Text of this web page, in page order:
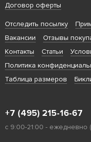
Договор оферты
Отследить посылку
Вакансии
Отзывы
Контакты
Статьи
Политика
Таблица размеров
+7 (495) 215-16-67
с 9:00-21:00 - ежедневно